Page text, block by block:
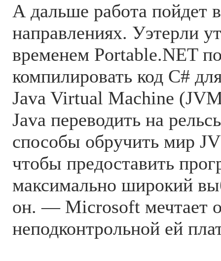
А дальше работа пойдет
направлениях. Уэтерли
временем Portable.NET
компилировать код C#
Java Virtual Machine
Java переводить на
способы обручить мир
чтобы предоставить
максимально широкий
он. — Microsoft мечтает
неподконтрольной ей